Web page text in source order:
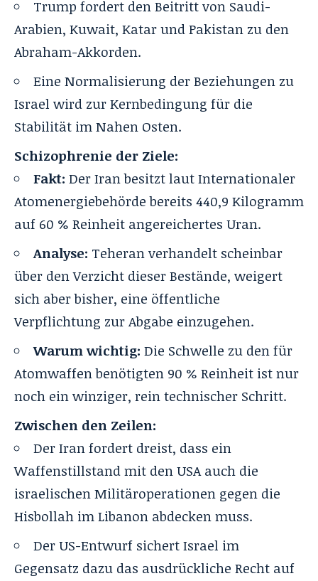
Trump fordert den Beitritt von Saudi-
Arabien, Kuwait, Katar und Pakistan zu den
Abraham-Akkorden.
Eine Normalisierung der Beziehungen zu
Israel wird zur Kernbedingung für die
Stabilität im Nahen Osten.
Schizophrenie der Ziele:
Fakt: Der Iran besitzt laut Internationaler
Atomenergiebehörde bereits 440,9 Kilogramm
auf 60 % Reinheit angereichertes Uran.
Analyse: Teheran verhandelt scheinbar
über den Verzicht dieser Bestände, weigert
sich aber bisher, eine öffentliche
Verpflichtung zur Abgabe einzugehen.
Warum wichtig: Die Schwelle zu den für
Atomwaffen benötigten 90 % Reinheit ist nur
noch ein winziger, rein technischer Schritt.
Zwischen den Zeilen:
Der Iran fordert dreist, dass ein
Waffenstillstand mit den USA auch die
israelischen Militäroperationen gegen die
Hisbollah im Libanon abdecken muss.
Der US-Entwurf sichert Israel im
Gegensatz dazu das ausdrückliche Recht auf